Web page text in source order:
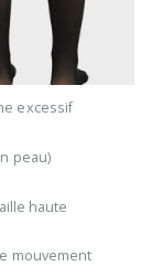
excessif
peau)
haute
mouvement